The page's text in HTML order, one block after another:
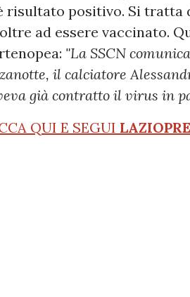
risultato positivo. Si tratta
ad essere vaccinato.
"La SSCN
il calciatore
già contratto il virus in
QUI E SEGUI